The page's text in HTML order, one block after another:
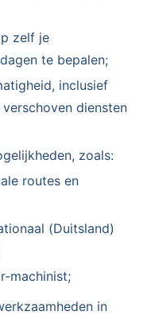
zelf je
te bepalen;
inclusief
diensten
zoals:
routes en
(Duitsland)
machinist;
in